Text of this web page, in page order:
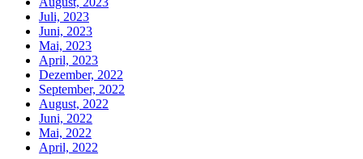
Juli, 2023
Juni, 2023
Mai, 2023
April, 2023
Dezember, 2022
September, 2022
August, 2022
Juni, 2022
Mai, 2022
April, 2022